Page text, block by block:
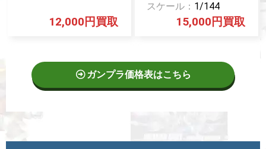
12,000円
1/144
15,000円
ガンプラ価格表はこちら